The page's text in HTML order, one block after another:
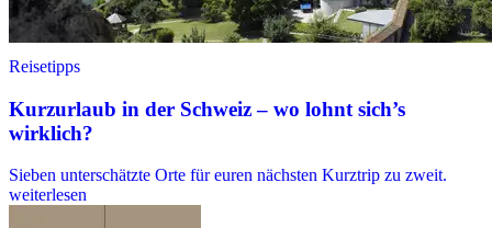
Reisetipps
Kurzurlaub in der Schweiz – wo lohnt sich’s
wirklich?
Sieben unterschätzte Orte für euren nächsten Kurztrip zu zweit.
weiterlesen